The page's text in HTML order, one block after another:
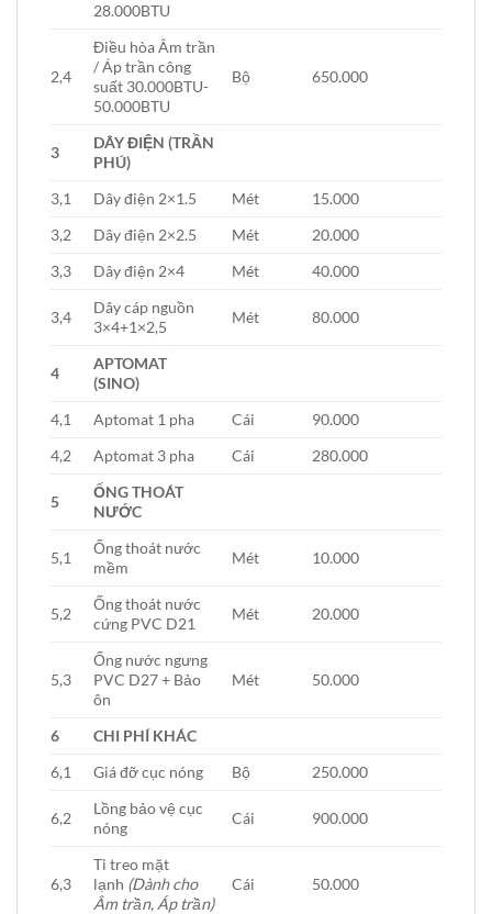
28.000BTU
2,4
Điều hòa Âm trần
/ Áp trần công
suất 30.000BTU-
50.000BTU
Bộ 650.000
3
DÂY ĐIỆN (TRẦN
PHÚ)
3,1
Dây điện 2×1.5 Mét
15.000
3,2
Dây điện 2×2.5 Mét
20.000
3,3
Dây điện 2×4 Mét 40.000
3,4
Dây cáp nguồn
3×4+1×2,5
Mét 80.000
4
APTOMAT
(SINO)
4,1
Aptomat 1 pha Cái
90.000
4,2
Aptomat 3 pha Cái 280.000
5
ỐNG THOÁT
NƯỚC
5,1
Ống thoát nước
mềm
Mét 10.000
5,2
Ống thoát nước
cứng PVC D21
Mét 20.000
5,3
Ống nước ngưng
PVC D27 + Bảo
ôn
Mét 50.000
6
CHI PHÍ KHÁC
6,1
Giá đỡ cục nóng Bộ 250.000
6,2
Lồng bảo vệ cục
nóng
Cái 900.000
6,3
Ti treo mặt
lạnh (Dành cho
Âm trần, Áp trần)
Cái 50.000